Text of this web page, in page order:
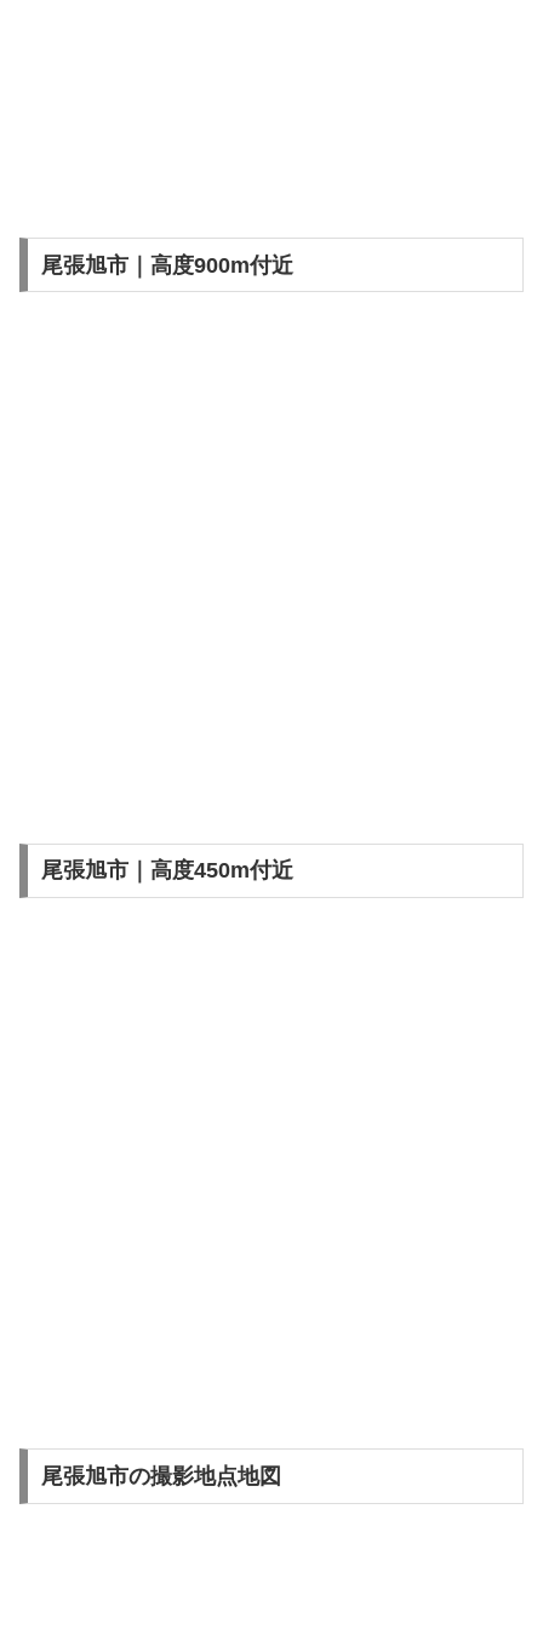
尾張旭市｜高度900m付近
尾張旭市｜高度450m付近
尾張旭市の撮影地点地図